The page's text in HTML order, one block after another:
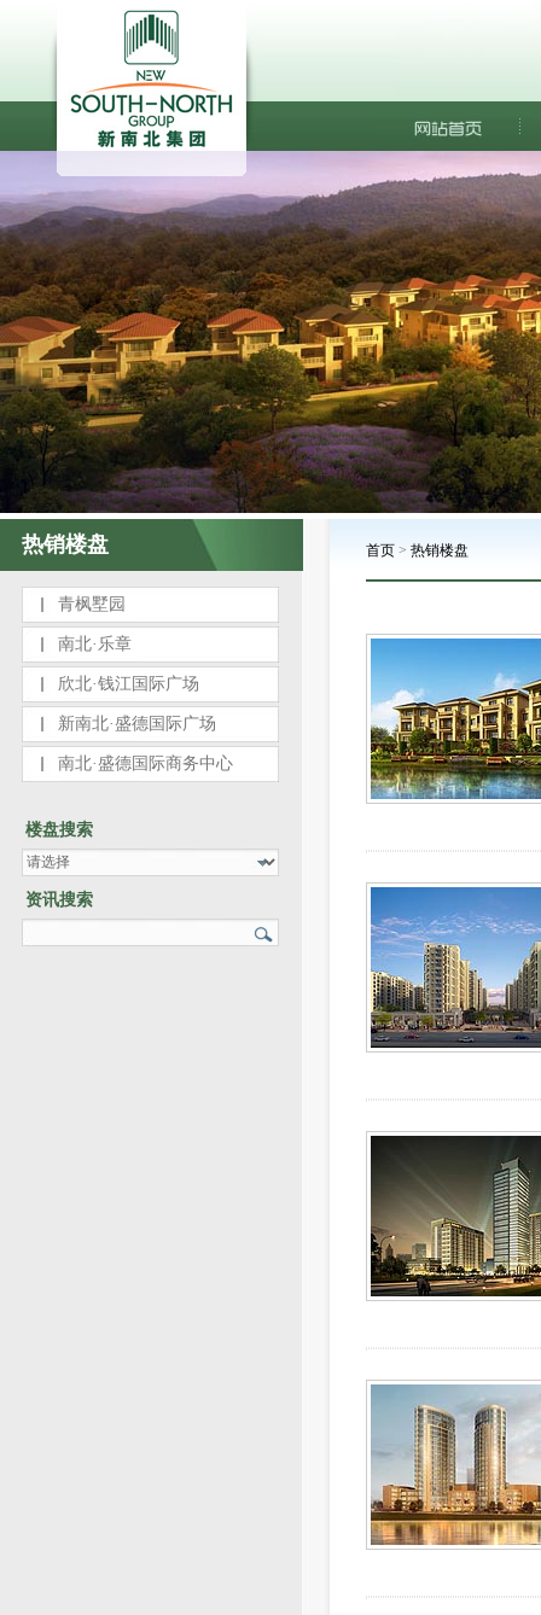
热销楼盘
青枫墅园
南北·乐章
欣北·钱江国际广场
新南北·盛德国际广场
南北·盛德国际商务中心
楼盘搜索
资讯搜索
首页 > 热销楼盘